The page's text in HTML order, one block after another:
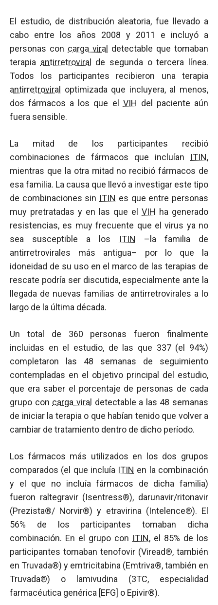
El estudio, de distribución aleatoria, fue llevado a
cabo entre los años 2008 y 2011 e incluyó a
personas con carga viral
detectable que tomaban
terapia antirretroviral
de segunda o tercera línea.
Todos los participantes recibieron una terapia
antirretroviral
optimizada que incluyera, al menos,
dos fármacos a los que el VIH del paciente aún
fuera sensible.
La mitad de los participantes recibió
combinaciones de fármacos que incluían ITIN,
mientras que la otra mitad no recibió fármacos de
esa familia. La causa que llevó a investigar este tipo
de combinaciones sin ITIN es que entre personas
muy pretratadas y en las que el VIH ha generado
resistencias, es muy frecuente que el virus ya no
sea susceptible a los
ITIN –la familia de
antirretrovirales más antigua– por lo que la
idoneidad de su uso en el marco de las terapias de
rescate podría ser discutida, especialmente ante la
llegada de nuevas familias de antirretrovirales a lo
largo de la última década.
Un total de 360 personas fueron finalmente
incluidas en el estudio, de las que 337 (el 94%)
completaron las 48 semanas de seguimiento
contempladas en el objetivo principal del estudio,
que era saber el porcentaje de personas de cada
grupo con carga viral detectable a las 48 semanas
de iniciar la terapia o que habían tenido que volver a
cambiar de tratamiento dentro de dicho período.
Los fármacos más utilizados en los dos grupos
comparados (el que incluía ITIN en la combinación
y el que no incluía fármacos de dicha familia)
fueron raltegravir (Isentress®), darunavir/ritonavir
(Prezista®/ Norvir®) y etravirina (Intelence®). El
56% de los participantes tomaban dicha
combinación. En el grupo con ITIN, el 85% de los
participantes tomaban tenofovir (Viread®, también
en Truvada®) y emtricitabina (Emtriva®, también en
Truvada®) o lamivudina (3TC, especialidad
farmacéutica genérica [EFG] o Epivir®).